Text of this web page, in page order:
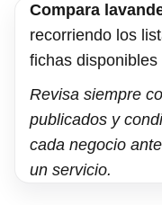
Compara
recorriendo los
fichas
Revisa siempre
publicados y
cada negocio
un servicio.